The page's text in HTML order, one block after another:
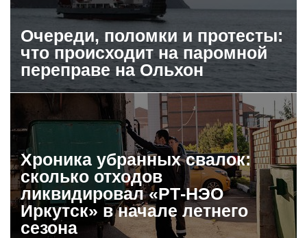
Очереди, поломки и протесты:
что происходит на паромной
переправе на Ольхон
Хроника убранных свалок:
сколько отходов
ликвидировал «РТ-НЭО
Иркутск» в начале летнего
сезона